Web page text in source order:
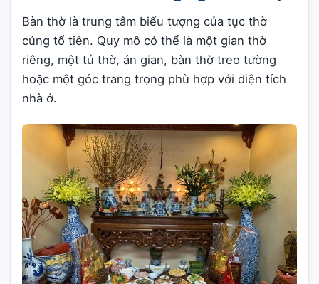
Bàn thờ là trung tâm biểu tượng của tục thờ
cúng tổ tiên. Quy mô có thể là một gian thờ
riêng, một tủ thờ, án gian, bàn thờ treo tường
hoặc một góc trang trọng phù hợp với diện tích
nhà ở.